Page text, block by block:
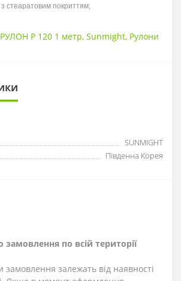
з стеаратовим покриттям;
Р 120 1 метр, Sunmight, Рулони
SUNMIGHT
Південна Корея
по всій території
замовлення залежать від наявності